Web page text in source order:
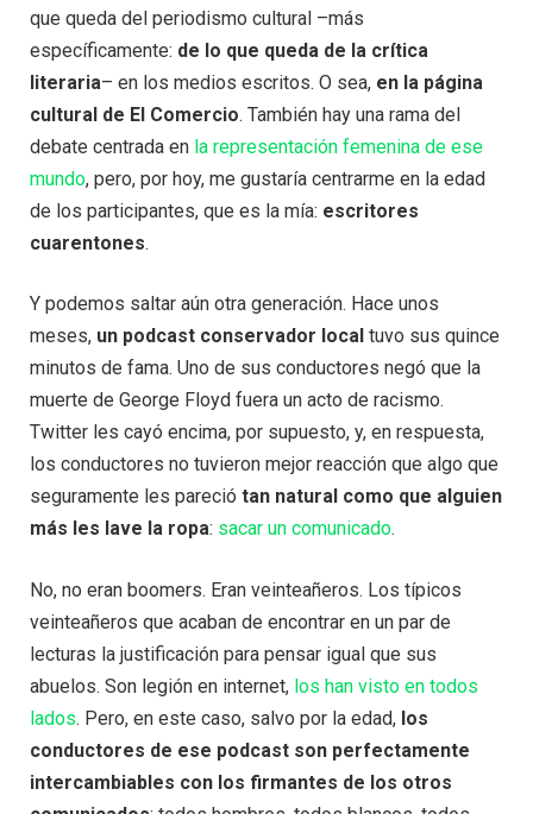
que queda del periodismo cultural –más
específicamente: de lo que queda de la crítica
literaria– en los medios escritos. O sea, en la página
cultural de El Comercio. También hay una rama del
debate centrada en la representación femenina de ese
mundo, pero, por hoy, me gustaría centrarme en la edad
de los participantes, que es la mía: escritores
cuarentones.
Y podemos saltar aún otra generación. Hace unos
meses, un podcast conservador local tuvo sus quince
minutos de fama. Uno de sus conductores negó que la
muerte de George Floyd fuera un acto de racismo.
Twitter les cayó encima, por supuesto, y, en respuesta,
los conductores no tuvieron mejor reacción que algo que
seguramente les pareció tan natural como que alguien
más les lave la ropa: sacar un comunicado.
No, no eran boomers. Eran veinteañeros. Los típicos
veinteañeros que acaban de encontrar en un par de
lecturas la justificación para pensar igual que sus
abuelos. Son legión en internet, los han visto en todos
lados. Pero, en este caso, salvo por la edad, los
conductores de ese podcast son perfectamente
intercambiables con los firmantes de los otros